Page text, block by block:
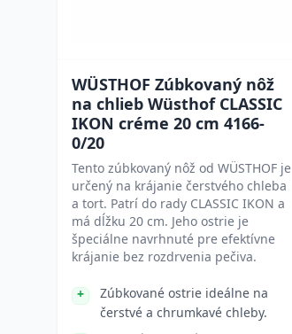
WÜSTHOF Zúbkovaný nôž
na chlieb Wüsthof CLASSIC
IKON créme 20 cm 4166-
0/20
Tento zúbkovaný nôž od WÜSTHOF je
určený na krájanie čerstvého chleba
a tort. Patrí do rady CLASSIC IKON a
má dĺžku 20 cm. Jeho ostrie je
špeciálne navrhnuté pre efektívne
krájanie bez rozdrvenia pečiva.
Zúbkované ostrie ideálne na
čerstvé a chrumkavé chleby.